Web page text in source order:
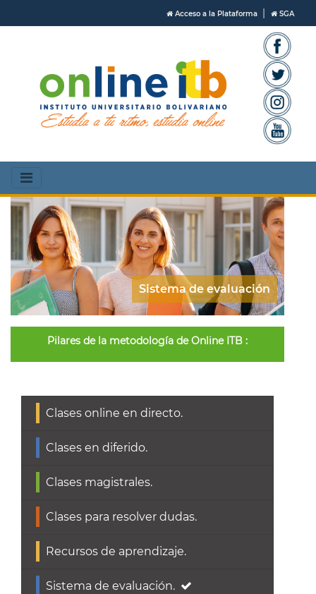
Acceso a la Plataforma | SGA
Sistema de evaluación
Pilares de la metodología de Online ITB :
Clases online en directo.
Clases en diferido.
Clases magistrales.
Clases para resolver dudas.
Recursos de aprendizaje.
Sistema de evaluación.